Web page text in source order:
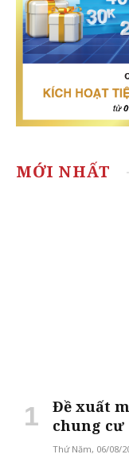
MỚI NHẤT
Đề xuất
chung cư
Thứ Năm, 06/08/